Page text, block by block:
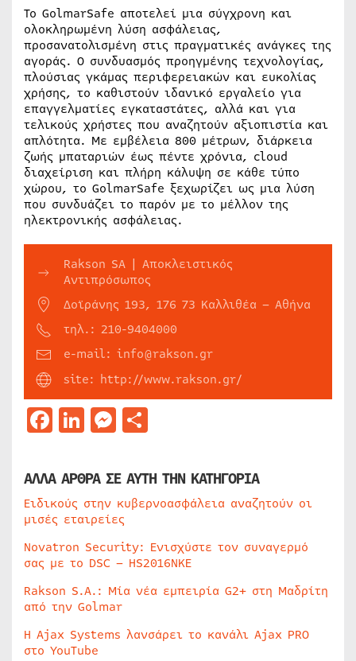
Το GolmarSafe αποτελεί μια σύγχρονη και
ολοκληρωμένη λύση ασφάλειας,
προσανατολισμένη στις πραγματικές ανάγκες της
αγοράς. Ο συνδυασμός προηγμένης τεχνολογίας,
πλούσιας γκάμας περιφερειακών και ευκολίας
χρήσης, το καθιστούν ιδανικό εργαλείο για
επαγγελματίες εγκαταστάτες, αλλά και για
τελικούς χρήστες που αναζητούν αξιοπιστία και
απλότητα. Με εμβέλεια 800 μέτρων, διάρκεια
ζωής μπαταριών έως πέντε χρόνια, cloud
διαχείριση και πλήρη κάλυψη σε κάθε τύπο
χώρου, το GolmarSafe ξεχωρίζει ως μια λύση
που συνδυάζει το παρόν με το μέλλον της
ηλεκτρονικής ασφάλειας.
Rakson SA | Αποκλειστικός
Αντιπρόσωπος
Δοϊράνης 193, 176 73 Καλλιθέα – Αθήνα
τηλ.: 210-9404000
e-mail: info@rakson.gr
site: http://www.rakson.gr/
Facebook
LinkedIn
Messenger
ΑΛΛΑ ΑΡΘΡΑ ΣΕ ΑΥΤΗ ΤΗΝ ΚΑΤΗΓΟΡΙΑ
Ειδικούς στην κυβερνοασφάλεια αναζητούν οι
μισές εταιρείες
Novatron Security: Ενισχύστε τον συναγερμό
σας με το DSC – HS2016NKE
Rakson S.A.: Μία νέα εμπειρία G2+ στη Μαδρίτη
από την Golmar
Η Ajax Systems λανσάρει το κανάλι Ajax PRO
στο YouTube